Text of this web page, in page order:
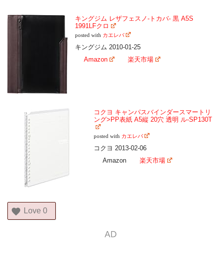
キングジム レザフェスノ-トカバ- 黒 A5S
1991LFクロ
posted with カエレバ
キングジム 2010-01-25
Amazon
楽天市場
コクヨ キャンパスバインダースマートリ
ング>PP表紙 A5縦 20穴 透明 ル-SP130T
posted with カエレバ
コクヨ 2013-02-06
Amazon
楽天市場
Love 0
AD